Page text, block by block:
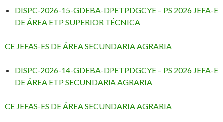
DISPC-2026-15-GDEBA-DPETPDGCYE – PS 2026 JEFA-E
DE ÁREA ETP SUPERIOR TÉCNICA
CE JEFAS-ES DE ÁREA SECUNDARIA AGRARIA
DISPC-2026-14-GDEBA-DPETPDGCYE – PS 2026 JEFA-E
DE ÁREA ETP SECUNDARIA AGRARIA
CE JEFAS-ES DE ÁREA SECUNDARIA AGRARIA